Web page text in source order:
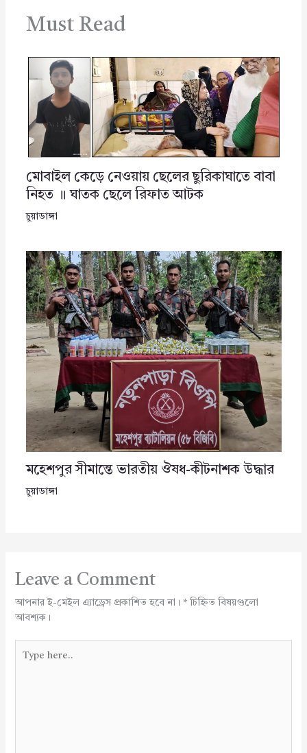
Must Read
মোবাইল কেড়ে নেওয়ায় ছেলের ছুরিকাঘাতে বাবা
নিহত ॥ ঘাতক ছেলে রিফাত আটক
চুয়াডাঙ্গা
মহেশপুর সীমান্তে ভারতীয় ঔষধ-কীটনাশক উদ্ধার
চুয়াডাঙ্গা
Leave a Comment
আপনার ই-মেইল এ্যাড্রেস প্রকাশিত হবে না। *চিহ্নিত বিষয়গুলো
আবশ্যক।
here..